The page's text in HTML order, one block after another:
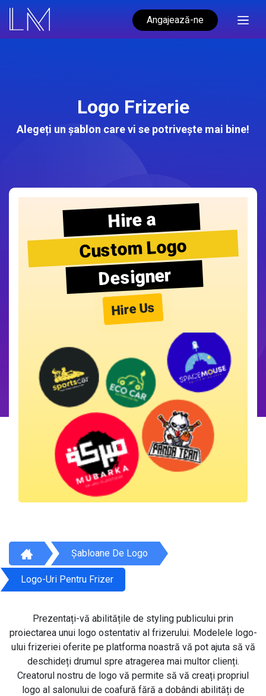
Angajează-ne
Logo Frizerie
Alegeți un șablon care vi se potrivește mai bine!
Hire a
Custom Logo
Designer
Hire Us
Șabloane De Logo
Logo-Uri Pentru Frizer
Prezentați-vă abilitățile de styling publicului prin
proiectarea unui logo ostentativ al frizerului. Modelele logo-
ului frizeriei oferite pe platforma noastră vă pot ajuta să vă
deschideți drumul spre atragerea mai multor clienți.
Creatorul nostru de logo vă permite să vă creați propriul
logo al salonului de coafură fără a dobândi abilități de